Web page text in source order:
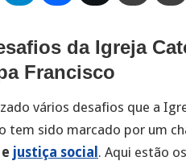
da Igreja
Francisco
vários desafios que a
tem sido marcado por um
justiça social . Aqui estão